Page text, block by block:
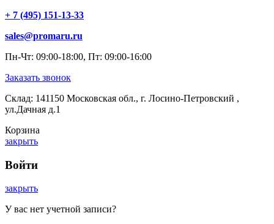
+ 7 (495) 151-13-33
sales@promaru.ru
Пн-Чт: 09:00-18:00, Пт: 09:00-16:00
Заказать звонок
Склад: 141150 Московская обл., г. Лосино-Петровский ,
ул.Дачная д.1
Корзина
закрыть
Войти
закрыть
У вас нет учетной записи?